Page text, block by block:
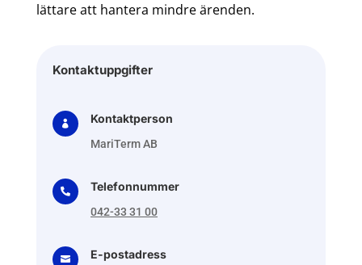
lättare att hantera mindre ärenden.
Kontaktuppgifter
 Kontaktperson
MariTerm AB
 Telefonnummer
042-33 31 00
 E-postadress